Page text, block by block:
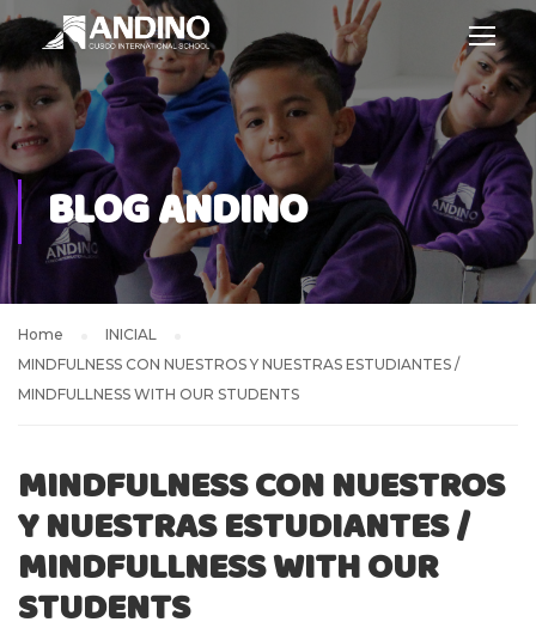
BLOG ANDINO
Home
INICIAL
MINDFULNESS CON NUESTROS Y NUESTRAS ESTUDIANTES /
MINDFULLNESS WITH OUR STUDENTS
MINDFULNESS CON NUESTROS
Y NUESTRAS ESTUDIANTES /
MINDFULLNESS WITH OUR
STUDENTS